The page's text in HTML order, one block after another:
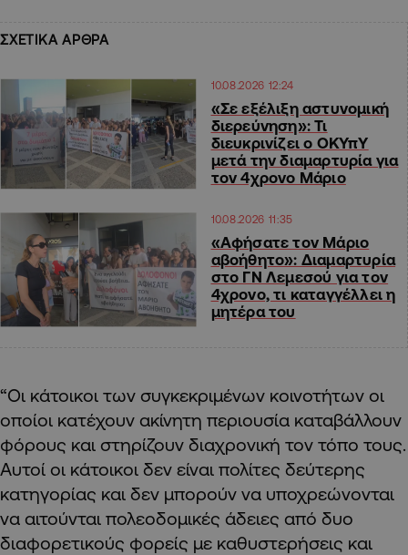
ΣΧΕΤΙΚΑ ΑΡΘΡΑ
10.08.2026 12:24
«Σε εξέλιξη αστυνομική
διερεύνηση»: Τι
διευκρινίζει ο ΟΚΥπΥ
μετά την διαμαρτυρία για
τον 4χρονο Μάριο
10.08.2026 11:35
«Αφήσατε τον Μάριο
αβοήθητο»: Διαμαρτυρία
στο ΓΝ Λεμεσού για τον
4χρονο, τι καταγγέλλει η
μητέρα του
“Οι κάτοικοι των συγκεκριμένων κοινοτήτων οι
οποίοι κατέχουν ακίνητη περιουσία καταβάλλουν
φόρους και στηρίζουν διαχρονική τον τόπο τους.
Αυτοί οι κάτοικοι δεν είναι πολίτες δεύτερης
κατηγορίας και δεν μπορούν να υποχρεώνονται
να αιτούνται πολεοδομικές άδειες από δυο
διαφορετικούς φορείς με καθυστερήσεις και